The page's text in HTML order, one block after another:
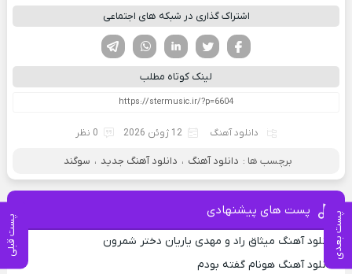
پست بعدی پست قبلی
اشتراک گذاری در شبکه های اجتماعی
لینکدین تویتر
فیسوک
لینک کوتاه مطلب
دانلود آهنگ 12 ژوئن 2026 0 نظر
برچسب ها : دانلود آهنگ ، دانلود آهنگ جدید ، سوگند
پست های پیشنهادی
دانلود آهنگ میثاق راد و مهدی یاریان دختر شمرون
دانلود آهنگ هونام گفته بودم